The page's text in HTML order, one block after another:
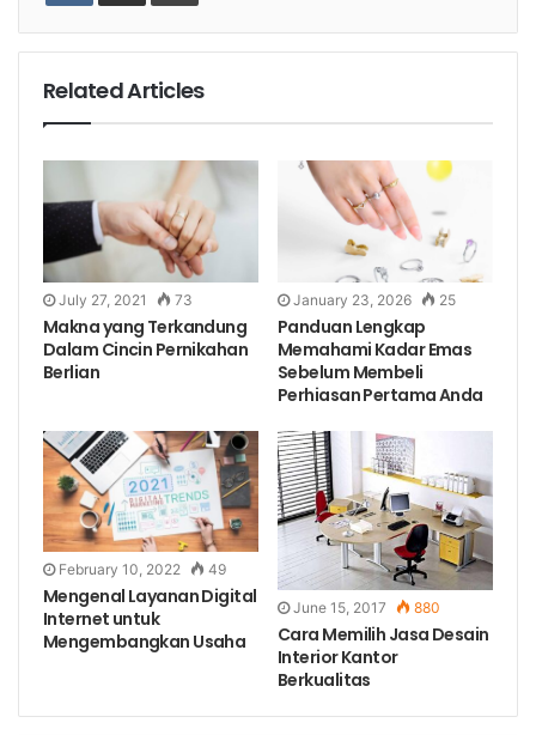
Related Articles
July 27, 2021 73
Makna yang Terkandung
Dalam Cincin Pernikahan
Berlian
January 23, 2026 25
Panduan Lengkap
Memahami Kadar Emas
Sebelum Membeli
Perhiasan Pertama Anda
February 10, 2022 49
Mengenal Layanan Digital
Internet untuk
Mengembangkan Usaha
June 15, 2017 880
Cara Memilih Jasa Desain
Interior Kantor
Berkualitas